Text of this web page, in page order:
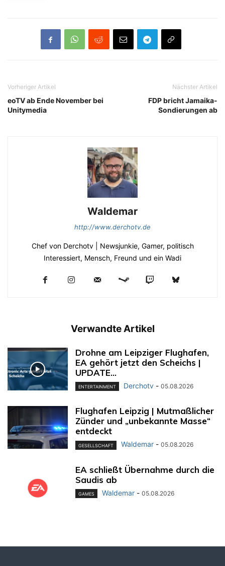
Vorheriger Artikel
eoTV ab Ende November bei
Unitymedia
Nächster Artikel
FDP bricht Jamaika-
Sondierungen ab
Waldemar
http://www.derchotv.de
Chef von Derchotv | Newsjunkie, Gamer, politisch
Interessiert, Mensch, Freund und ein Wadi
Verwandte Artikel
Drohne am Leipziger Flughafen,
EA gehört jetzt den Scheichs |
UPDATE...
ENTERTAINMENT Derchotv - 05.08.2026
Flughafen Leipzig | Mutmaßlicher
Zünder und „unbekannte Masse“
entdeckt
GESELLSCHAFT Waldemar - 05.08.2026
EA schließt Übernahme durch die
Saudis ab
GAMES Waldemar - 05.08.2026